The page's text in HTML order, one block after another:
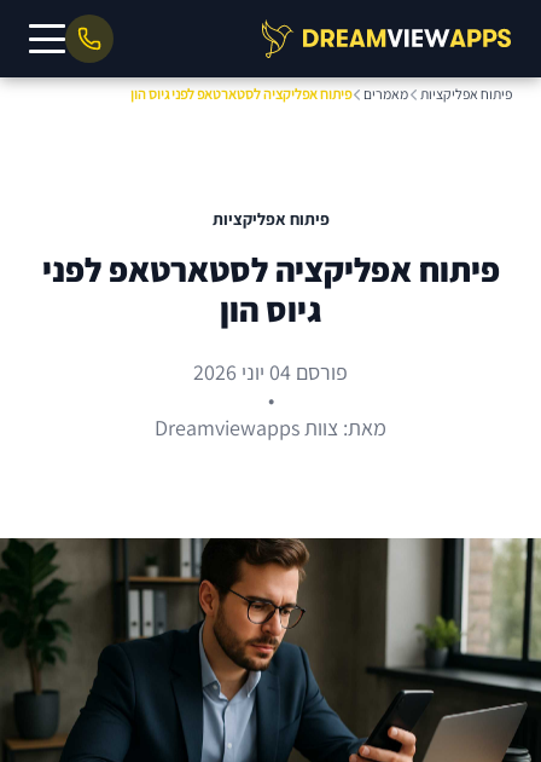
פיתוח אפליקציות מאמרים פיתוח אפליקציה לסטארטאפ לפני גיוס הון
פיתוח אפליקציות
פיתוח אפליקציה לסטארטאפ לפני
גיוס הון
פורסם 04 יוני 2026
•
מאת: צוות Dreamviewapps